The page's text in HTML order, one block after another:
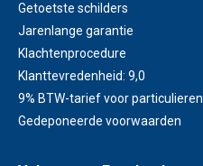
Getoetste schilders
Jarenlange garantie
Klachtenprocedure
Klanttevredenheid: 9,0
9% BTW-tarief voor particulieren
Gedeponeerde voorwaarden